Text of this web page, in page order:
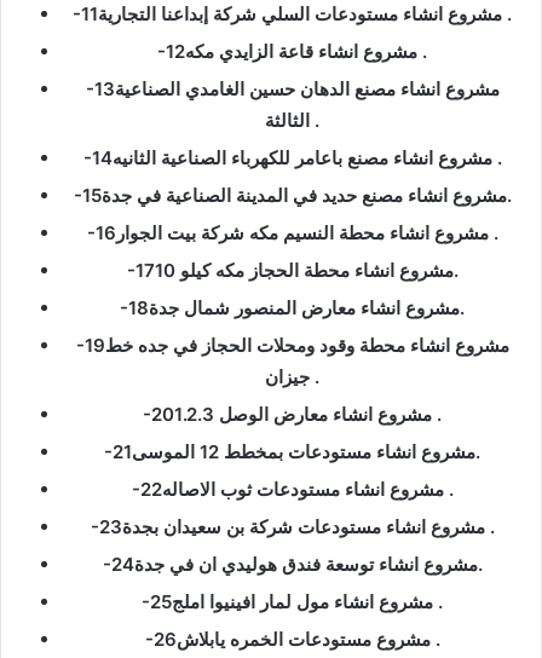
-11مشروع انشاء مستودعات السلي شركة إبداعنا التجارية .
-12مشروع انشاء قاعة الزايدي مكه .
-13مشروع انشاء مصنع الدهان حسين الغامدي الصناعية
الثالثة .
-14مشروع انشاء مصنع باعامر للكهرباء الصناعية الثانيه .
-15مشروع انشاء مصنع حديد في المدينة الصناعية في جدة.
-16مشروع انشاء محطة النسيم مكه شركة بيت الجوار .
-17مشروع انشاء محطة الحجاز مكه كيلو 10.
-18مشروع انشاء معارض المنصور شمال جدة.
-19مشروع انشاء محطة وقود ومحلات الحجاز في جده خط
جيزان .
-20مشروع انشاء معارض الوصل 1.2.3 .
-21مشروع انشاء مستودعات بمخطط 12 الموسى.
-22مشروع انشاء مستودعات ثوب الاصاله .
-23مشروع انشاء مستودعات شركة بن سعيدان بجدة .
-24مشروع انشاء توسعة فندق هوليدي ان في جدة.
-25مشروع انشاء مول لمار افينيوا املج .
-26مشروع مستودعات الخمره يابلاش .